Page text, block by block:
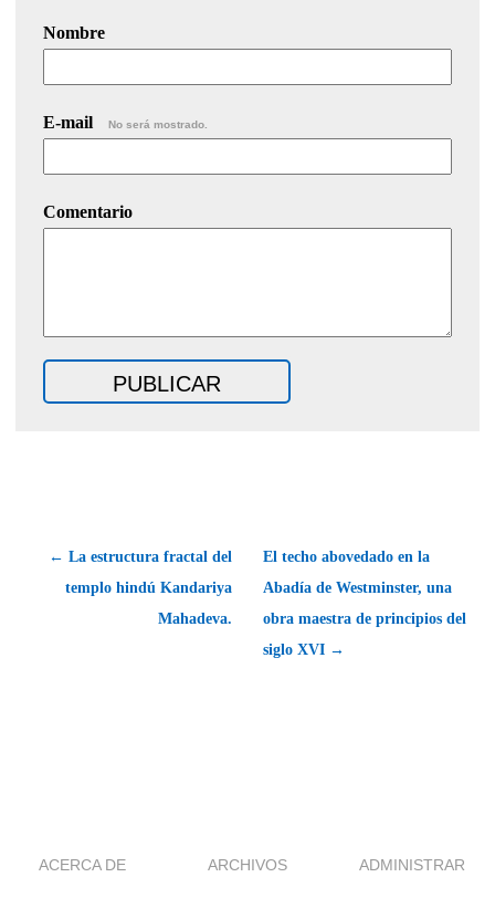
Nombre
E-mail No será mostrado.
Comentario
← La estructura fractal del
templo hindú Kandariya
Mahadeva.
El techo abovedado en la
Abadía de Westminster, una
obra maestra de principios del
siglo XVI →
ACERCA DE ARCHIVOS ADMINISTRAR